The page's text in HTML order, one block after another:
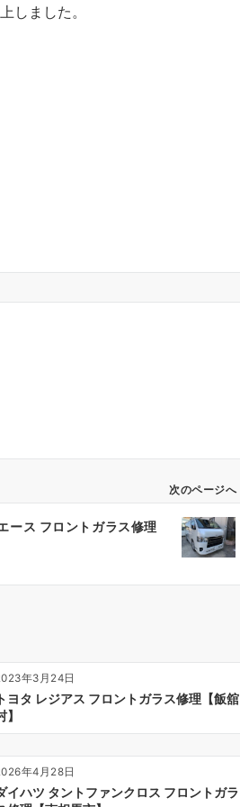
しました。
次のページへ
ース フロントガラス修理
年3月24日
トヨタ レジアス フロントガラス修理【飯舘
】
年4月28日
イハツ タントファンクロス フロントガラ